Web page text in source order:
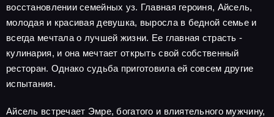
восстановлении семейных уз. Главная героиня, Айсель,
молодая и красивая девушка, выросла в бедной семье и
всегда мечтала о лучшей жизни. Ее главная страсть -
кулинария, и она мечтает открыть свой собственный
ресторан. Однако судьба приготовила ей совсем другие
испытания.
Айсель встречает Эмре, богатого и влиятельного мужчину,